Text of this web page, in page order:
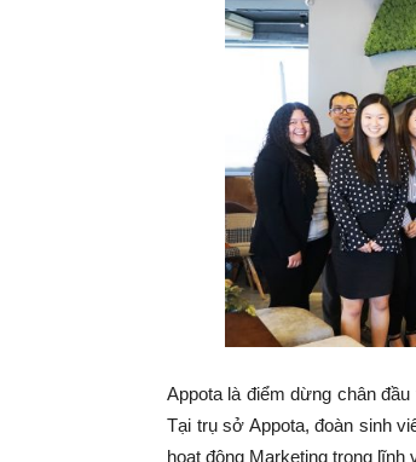
Appota là điểm dừng chân
Tại trụ sở Appota, đoàn sinh
hoạt động Marketing trong